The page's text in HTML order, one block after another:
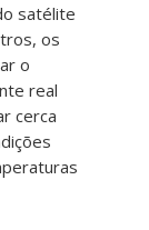
satélite
os
o
real
cerca